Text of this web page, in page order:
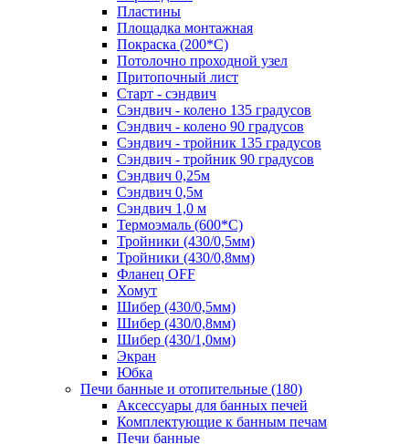
Пластины
Площадка монтажная
Покраска (200*С)
Потолочно проходной узел
Притопочный лист
Старт - сэндвич
Сэндвич - колено 135 градусов
Сэндвич - колено 90 градусов
Сэндвич - тройник 135 градусов
Сэндвич - тройник 90 градусов
Сэндвич 0,25м
Сэндвич 0,5м
Сэндвич 1,0 м
Термоэмаль (600*С)
Тройники (430/0,5мм)
Тройники (430/0,8мм)
Фланец OFF
Хомут
Шибер (430/0,5мм)
Шибер (430/0,8мм)
Шибер (430/1,0мм)
Экран
Юбка
Печи банные и отопительные (180)
Аксессуары для банных печей
Комплектующие к банным печам
Печи банные